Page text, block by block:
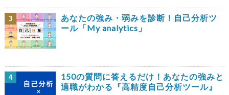
3
あなたの強み・弱みを診断！自己分析ツ
ール「My analytics」
4
150の質問に答えるだけ！あなたの強みと
適職がわかる『高精度自己分析ツール』